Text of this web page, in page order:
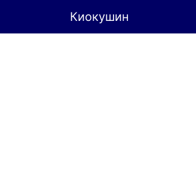
Киокушин